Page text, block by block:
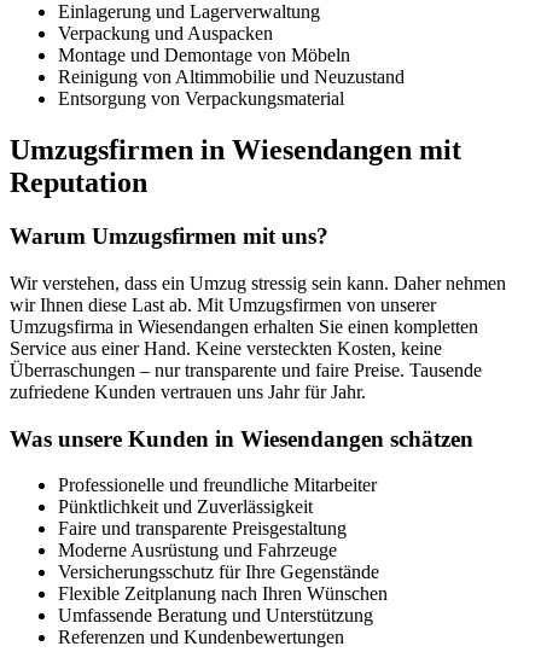
Einlagerung und Lagerverwaltung
Verpackung und Auspacken
Montage und Demontage von Möbeln
Reinigung von Altimmobilie und Neuzustand
Entsorgung von Verpackungsmaterial
Umzugsfirmen in Wiesendangen mit
Reputation
Warum Umzugsfirmen mit uns?
Wir verstehen, dass ein Umzug stressig sein kann. Daher nehmen
wir Ihnen diese Last ab. Mit Umzugsfirmen von unserer
Umzugsfirma in Wiesendangen erhalten Sie einen kompletten
Service aus einer Hand. Keine versteckten Kosten, keine
Überraschungen – nur transparente und faire Preise. Tausende
zufriedene Kunden vertrauen uns Jahr für Jahr.
Was unsere Kunden in Wiesendangen schätzen
Professionelle und freundliche Mitarbeiter
Pünktlichkeit und Zuverlässigkeit
Faire und transparente Preisgestaltung
Moderne Ausrüstung und Fahrzeuge
Versicherungsschutz für Ihre Gegenstände
Flexible Zeitplanung nach Ihren Wünschen
Umfassende Beratung und Unterstützung
Referenzen und Kundenbewertungen